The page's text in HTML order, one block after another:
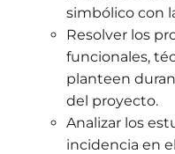
simbólico con
Resolver los
funcionales,
planteen
del proyecto.
Analizar los
incidencia en